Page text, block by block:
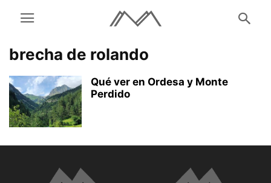
brecha de rolando
Qué ver en Ordesa y Monte
Perdido